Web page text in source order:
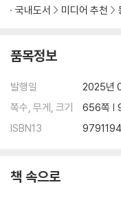
국내도서
미디어 추천
품목정보
발행일
2025년
쪽수, 무게, 크기
656쪽 |
ISBN13
책 속으로